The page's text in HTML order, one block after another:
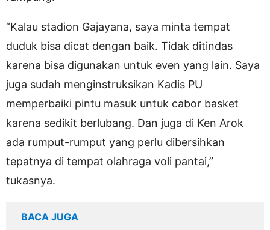
“Kalau stadion Gajayana, saya minta tempat
duduk bisa dicat dengan baik. Tidak ditindas
karena bisa digunakan untuk even yang lain. Saya
juga sudah menginstruksikan Kadis PU
memperbaiki pintu masuk untuk cabor basket
karena sedikit berlubang. Dan juga di Ken Arok
ada rumput-rumput yang perlu dibersihkan
tepatnya di tempat olahraga voli pantai,”
tukasnya.
BACA JUGA